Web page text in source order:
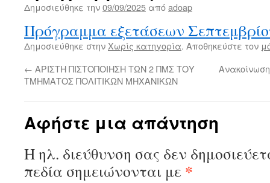
Δημοσιεύθηκε την09/09/2025 απόadoap
Πρόγραμμα εξετάσεων
Δημοσιεύθηκε στην Χωρίς κατηγορία. Αποθηκεύστε τον
← ΑΡΙΣΤΗ ΠΙΣΤΟΠΟΙΗΣΗ ΤΩΝ 2 ΠΜΣ ΤΟΥ
ΤΜΗΜΑΤΟΣ ΠΟΛΙΤΙΚΩΝ ΜΗΧΑΝΙΚΩΝ
Αφήστε μια απάντηση
Η ηλ. διεύθυνση σας δεν
πεδία σημειώνονται με *